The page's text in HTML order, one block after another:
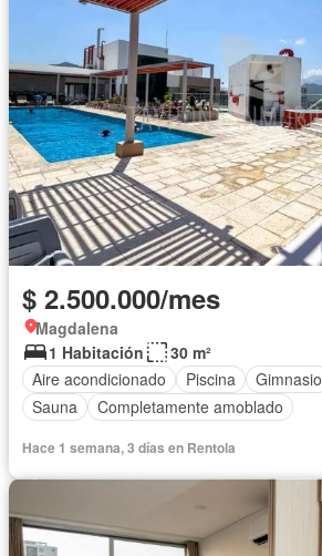
$ 2.500.000/mes
Magdalena
1 Habitación
30 m²
Aire acondicionado
Piscina Gimnasio
Sauna
Completamente amoblado
Hace 1 semana, 3 días en Rentola